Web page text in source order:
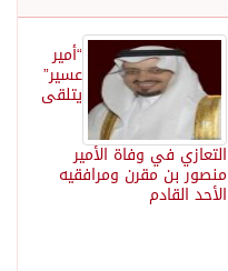
“أمير
عسير”
يتلقى
التعازي في وفاة الأمير
منصور بن مقرن ومرافقيه
الأحد القادم